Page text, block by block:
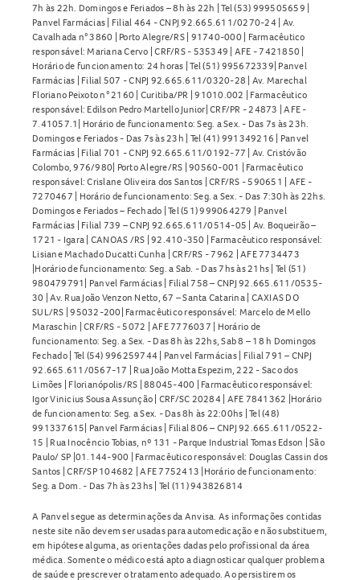
7h às 22h. Domingos e Feriados – 8h às 22h | Tel (53) 999505659 |
Panvel Farmácias | Filial 464 - CNPJ 92.665.611/0270-24 | Av.
Cavalhada n° 3860 | Porto Alegre/RS | 91740-000 | Farmacêutico
responsável: Mariana Cervo | CRF/RS - 535349 | AFE - 7421850 |
Horário de funcionamento: 24 horas | Tel (51) 995672339| Panvel
Farmácias | Filial 507 - CNPJ 92.665.611/0320-28 | Av. Marechal
Floriano Peixoto n° 2160 | Curitiba/PR | 91010.002 | Farmacêutico
responsável: Edilson Pedro Martello Junior| CRF/PR - 24873 | AFE -
7.41057.1| Horário de funcionamento: Seg. a Sex. - Das 7s às 23h.
Domingos e Feriados - Das 7s às 23h | Tel (41) 991349216 | Panvel
Farmácias | Filial 701 - CNPJ 92.665.611/0192-77 | Av. Cristóvão
Colombo, 976/980| Porto Alegre/RS | 90560-001 | Farmacêutico
responsável: Crislane Oliveira dos Santos | CRF/RS - 590651 | AFE -
7270467 | Horário de funcionamento: Seg. a Sex. - Das 7:30h às 22hs.
Domingos e Feriados – Fechado | Tel (51) 999064279 | Panvel
Farmácias | Filial 739 – CNPJ 92.665.611/0514-05 | Av. Boqueirão –
1721 - Igara | CANOAS /RS | 92.410-350 | Farmacêutico responsável:
Lisiane Machado Ducatti Cunha | CRF/RS - 7962 | AFE 7734473
|Horário de funcionamento: Seg. a Sab. - Das 7hs às 21hs | Tel (51)
980479791| Panvel Farmácias | Filial 758 – CNPJ 92.665.611/0535-
30 | Av. Rua João Venzon Netto, 67 – Santa Catarina | CAXIAS DO
SUL/RS | 95032-200| Farmacêutico responsável: Marcelo de Mello
Maraschin | CRF/RS - 5072 | AFE 7776037 | Horário de
funcionamento: Seg. a Sex. - Das 8h às 22hs, Sab 8 – 18 h Domingos
Fechado | Tel (54) 996259744 | Panvel Farmácias | Filial 791 – CNPJ
92.665.611/0567-17 | Rua João Motta Espezim, 222 - Saco dos
Limões | Florianópolis/RS | 88045-400 | Farmacêutico responsável:
Igor Vinicius Sousa Assunção | CRF/SC 20284 | AFE 7841362 |Horário
de funcionamento: Seg. a Sex. - Das 8h às 22:00hs | Tel (48)
991337615| Panvel Farmácias | Filial 806 – CNPJ 92.665.611/0522-
15 | Rua Inocêncio Tobias, nº 131 - Parque Industrial Tomas Edson | São
Paulo/ SP |01.144-900 | Farmacêutico responsável: Douglas Cassin dos
Santos | CRF/SP 104682 | AFE 7752413 |Horário de funcionamento:
Seg. a Dom. - Das 7h às 23hs | Tel (11) 943826814
A Panvel segue as determinações da Anvisa. As informações contidas
neste site não devem ser usadas para automedicação e não substituem,
em hipótese alguma, as orientações dadas pelo profissional da área
médica. Somente o médico está apto a diagnosticar qualquer problema
de saúde e prescrever o tratamento adequado. Ao persistirem os